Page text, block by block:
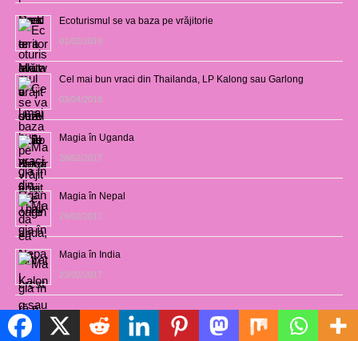
Ecoturismul se va baza pe vrăjitorie
01/02/2019
Cel mai bun vraci din Thailanda, LP Kalong sau Garlong
03/04/2018
Magia în Uganda
28/02/2017
Magia în Nepal
26/02/2017
Magia în India
23/02/2017
Politică de cookie-uri